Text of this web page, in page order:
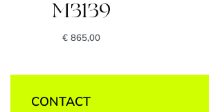
M3139
€865,00
CONTACT